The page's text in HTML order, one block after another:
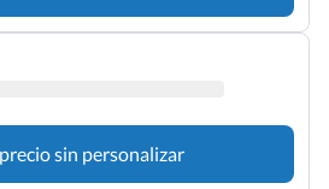
sin personalizar